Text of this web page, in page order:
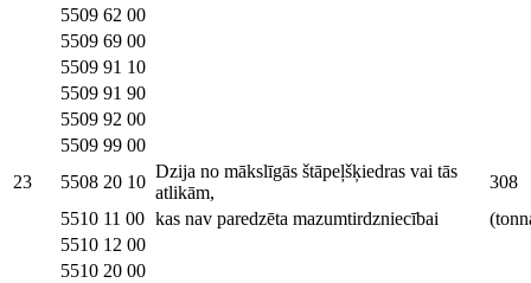
5509 62 00
5509 69 00
5509 91 10
5509 91 90
5509 92 00
5509 99 00
23
5508 20 10
Dzija no mākslīgās štāpeļšķiedras vai tās
atlikām,
308
5510 11 00 kas nav paredzēta mazumtirdzniecībai
5510 12 00
5510 20 00